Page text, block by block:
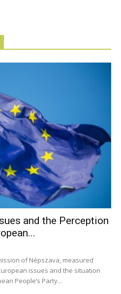
and the Perception
of Népszava, measured
issues and the situation
People’s Party...